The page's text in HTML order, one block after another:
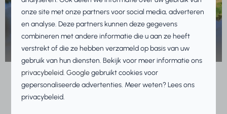
Vakantie met de hele groep
onze site met onze partners voor social media, adverteren
en analyse. Deze partners kunnen deze gegevens
combineren met andere informatie die u aan ze heeft
verstrekt of die ze hebben verzameld op basis van uw
gebruik van hun diensten. Bekijk voor meer informatie ons
privacybeleid.Googlegebruikt cookies voor
gepersonaliseerde advertenties. Meer weten? Lees ons
privacybeleid.